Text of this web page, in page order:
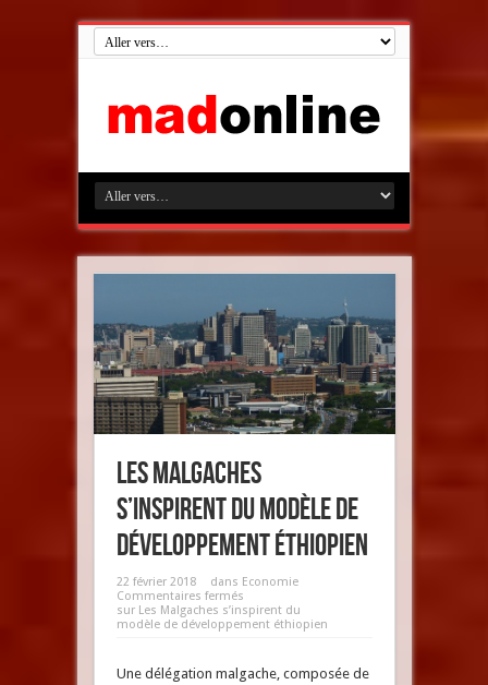
Les Malgaches
s’inspirent du modèle de
développement éthiopien
22 février 2018 dans Economie
Commentaires fermés
sur Les Malgaches s’inspirent du
modèle de développement éthiopien
Une délégation malgache, composée de